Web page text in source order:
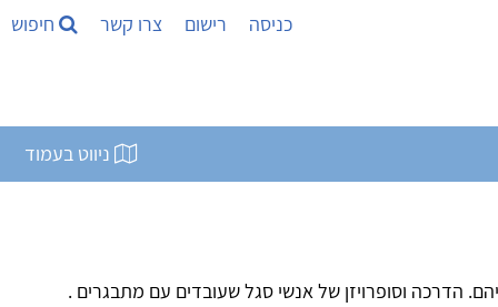
כניסה רישום צרו קשר חיפוש
ניווט בעמוד
הדרכה וסופרויזן של אנשי סגל שעובדים עם מתבגרים .